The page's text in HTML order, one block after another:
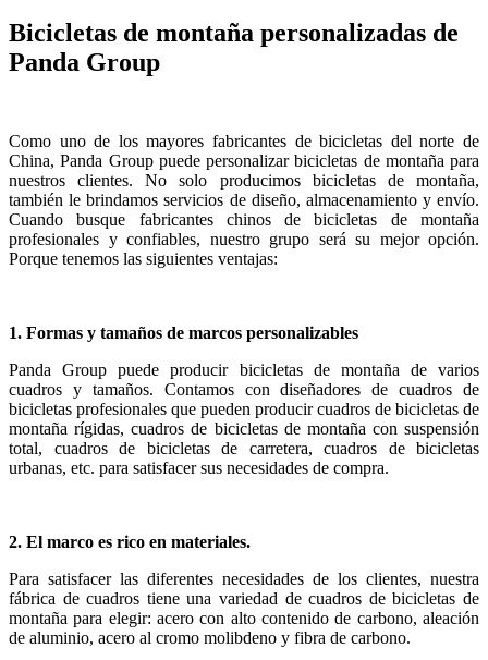
Bicicletas de montaña personalizadas de
Panda Group
Como uno de los mayores fabricantes de bicicletas del norte de
China, Panda Group puede personalizar bicicletas de montaña para
nuestros clientes. No solo producimos bicicletas de montaña,
también le brindamos servicios de diseño, almacenamiento y envío.
Cuando busque fabricantes chinos de bicicletas de montaña
profesionales y confiables, nuestro grupo será su mejor opción.
Porque tenemos las siguientes ventajas:
1. Formas y tamaños de marcos personalizables
Panda Group puede producir bicicletas de montaña de varios
cuadros y tamaños. Contamos con diseñadores de cuadros de
bicicletas profesionales que pueden producir cuadros de bicicletas de
montaña rígidas, cuadros de bicicletas de montaña con suspensión
total, cuadros de bicicletas de carretera, cuadros de bicicletas
urbanas, etc. para satisfacer sus necesidades de compra.
2. El marco es rico en materiales.
Para satisfacer las diferentes necesidades de los clientes, nuestra
fábrica de cuadros tiene una variedad de cuadros de bicicletas de
montaña para elegir: acero con alto contenido de carbono, aleación
de aluminio, acero al cromo molibdeno y fibra de carbono.